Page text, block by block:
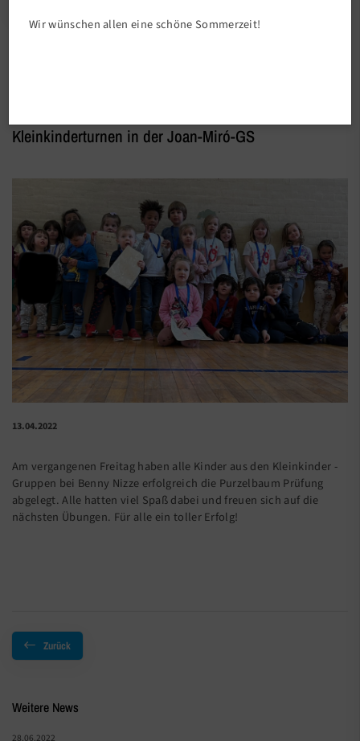
Kleinkinderturnen in der Joan-Miró-GS
13.04.2022
Am vergangenen Freitag haben alle Kinder aus den Kleinkinder -
Gruppen bei Benny Nizze erfolgreich die Purzelbaum Prüfung
abgelegt. Alle hatten viel Spaß dabei und freuen sich auf die
nächsten Übungen. Für alle ein toller Erfolg!
Zurück
Weitere News
28.06.2022
Wir wünschen allen eine schöne Sommerzeit!